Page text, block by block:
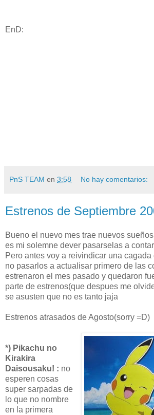
EnD:
PnS TEAM en 3:58 No hay comentarios:
Estrenos de Septiembre
Bueno el nuevo mes trae nuevos
es mi solemne dever pasarselas a
Pero antes voy a reivindicar una cagada
no pasarlos a actualisar primero de las
estrenaron el mes pasado y quedaron
parte de estrenos(que despues me
se asusten que no es tanto jaja
Estrenos atrasados de Agosto(sorry =D)
*) Pikachu no
Kirakira
Daisousaku! : no
esperen cosas
super sarpadas de
lo que no nombre
en la primera